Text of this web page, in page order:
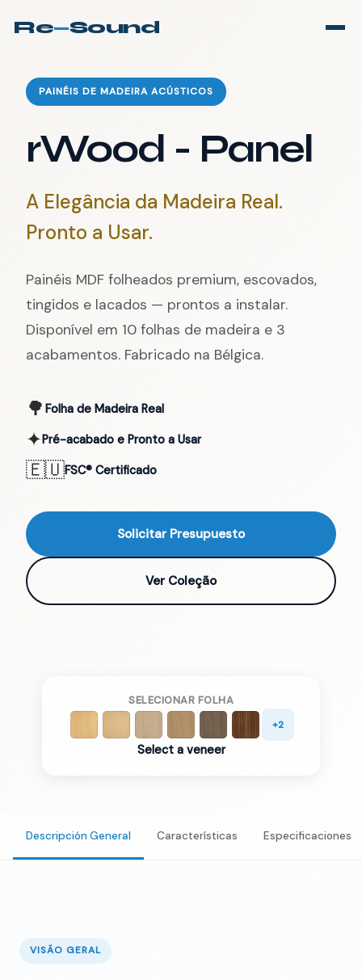
Re—Sound
PAINÉIS DE MADEIRA ACÚSTICOS
rWood - Panel
A Elegância da Madeira Real.
Pronto a Usar.
Painéis MDF folheados premium, escovados,
tingidos e lacados — prontos a instalar.
Disponível em 10 folhas de madeira e 3
acabamentos. Fabricado na Bélgica.
🌳 Folha de Madeira Real
✦Pré-acabado e Pronto a Usar
🇪🇺FSC® Certificado
Solicitar Presupuesto
Ver Coleção
SELECIONAR FOLHA
+2
Select a veneer
Descripción General Características Especificaciones
VISÃO GERAL